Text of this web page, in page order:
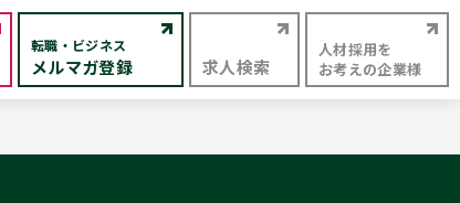
転職・ビジネス
メルマガ登録 求人検索
人材採用を
お考えの企業様